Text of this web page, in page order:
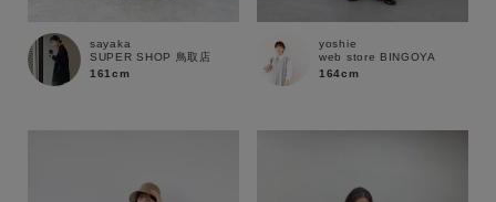
sayaka
SUPER SHOP 鳥取店
161cm
yoshie
web store BINGOYA
164cm